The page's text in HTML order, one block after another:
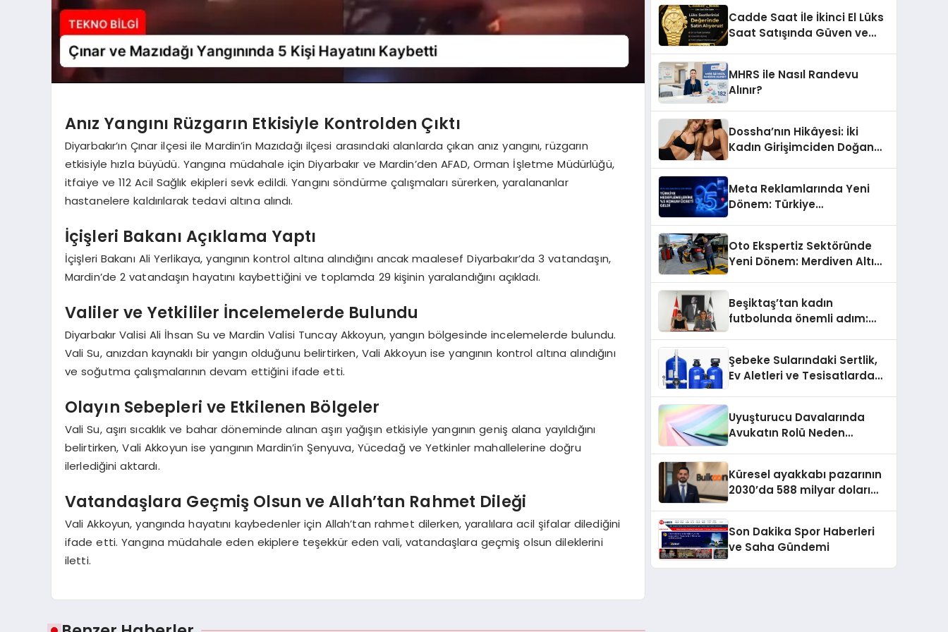
Anız Yangını Rüzgarın Etkisiyle Kontrolden Çıktı
Diyarbakır’ın Çınar ilçesi ile Mardin’in Mazıdağı ilçesi arasındaki alanlarda çıkan anız yangını, rüzgarın
etkisiyle hızla büyüdü. Yangına müdahale için Diyarbakır ve Mardin’den AFAD, Orman İşletme Müdürlüğü,
itfaiye ve 112 Acil Sağlık ekipleri sevk edildi. Yangını söndürme çalışmaları sürerken, yaralananlar
hastanelere kaldırılarak tedavi altına alındı.
İçişleri Bakanı Açıklama Yaptı
İçişleri Bakanı Ali Yerlikaya, yangının kontrol altına alındığını ancak maalesef Diyarbakır’da 3 vatandaşın,
Mardin’de 2 vatandaşın hayatını kaybettiğini ve toplamda 29 kişinin yaralandığını açıkladı.
Valiler ve Yetkililer İncelemelerde Bulundu
Diyarbakır Valisi Ali İhsan Su ve Mardin Valisi Tuncay Akkoyun, yangın bölgesinde incelemelerde bulundu.
Vali Su, anızdan kaynaklı bir yangın olduğunu belirtirken, Vali Akkoyun ise yangının kontrol altına alındığını
ve soğutma çalışmalarının devam ettiğini ifade etti.
Olayın Sebepleri ve Etkilenen Bölgeler
Vali Su, aşırı sıcaklık ve bahar döneminde alınan aşırı yağışın etkisiyle yangının geniş alana yayıldığını
belirtirken, Vali Akkoyun ise yangının Mardin’in Şenyuva, Yücedağ ve Yetkinler mahallelerine doğru
ilerlediğini aktardı.
Vatandaşlara Geçmiş Olsun ve Allah’tan Rahmet Dileği
Vali Akkoyun, yangında hayatını kaybedenler için Allah’tan rahmet dilerken, yaralılara acil şifalar dilediğini
ifade etti. Yangına müdahale eden ekiplere teşekkür eden vali, vatandaşlara geçmiş olsun dileklerini
iletti.
Yöresel Işkın Kökü Sirkesi
Cadde Saat İle İkinci El Lüks
Saat Satışında Güven ve
MHRS ile Nasıl Randevu
Alınır?
Dossha’nın Hikâyesi: İki
Kadın Girişimciden Doğan
Meta Reklamlarında Yeni
Dönem: Türkiye
Oto Ekspertiz Sektöründe
Yeni Dönem: Merdiven Altı
Beşiktaş’tan kadın
futbolunda önemli adım:
Gündoğdu kulüp hafızasını
geleceğe taşıyacak
Şebeke Sularındaki Sertlik,
Ev Aletleri ve Tesisatlarda
Uyuşturucu Davalarında
Avukatın Rolü Neden
Küresel ayakkabı pazarının
2030’da 588 milyar doları
Son Dakika Spor Haberleri
ve Saha Gündemi